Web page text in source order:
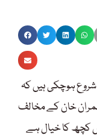
ہوچکی ہیں کہ
خان کے مخالف
کچھ کا خیال ہے